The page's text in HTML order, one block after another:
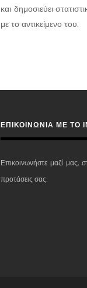
και δημοσιεύει
με το αντικείμενο του.
ΕΠΙΚΟΙΝΩΝΊΑ ΜΕ ΤΟ
Επικοινωνήστε μαζί μας,
προτάσεις σας.